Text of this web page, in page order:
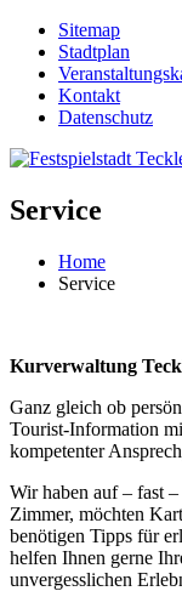
Sitemap
Stadtplan
Kontakt
Datenschutz
Service
Home
Service
Kurverwaltung
Ganz gleich ob
Tourist-Information
kompetenter
Wir haben auf – fast
Zimmer, möchten
benötigen Tipps für
helfen Ihnen gerne
unvergesslichen